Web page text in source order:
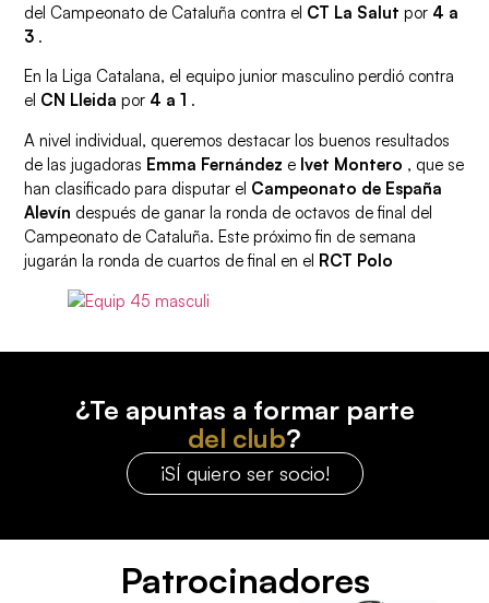
del Campeonato de Cataluña contra el CT La Salut por 4 a
3 .
En la Liga Catalana, el equipo junior masculino perdió contra
el CN ​​Lleida por 4 a 1 .
A nivel individual, queremos destacar los buenos resultados
de las jugadoras Emma Fernández e Ivet Montero , que se
han clasificado para disputar el Campeonato de España
Alevín después de ganar la ronda de octavos de final del
Campeonato de Cataluña. Este próximo fin de semana
jugarán la ronda de cuartos de final en el RCT Polo
¿Te apuntas a formar parte
del club?
¡SÍ quiero ser socio!
Patrocinadores